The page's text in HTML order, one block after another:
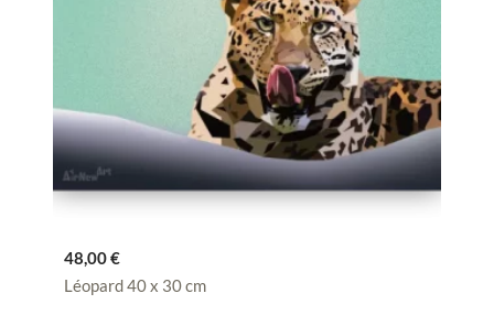
48,00€
Léopard 40 x 30 cm